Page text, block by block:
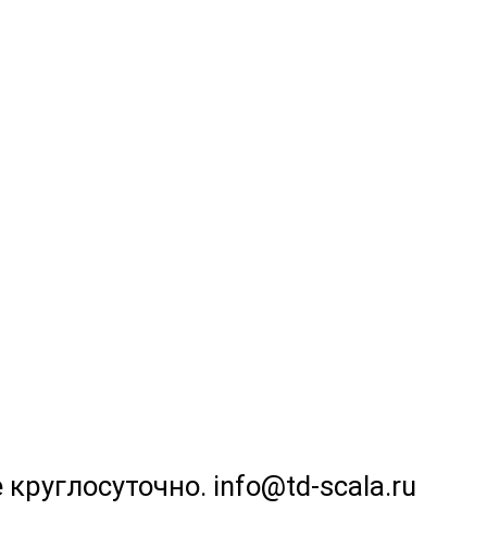
info@td-scala.ru